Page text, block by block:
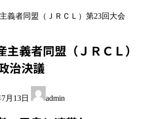
義者同盟（ＪＲＣＬ）第23回大会
主義者同盟（ＪＲＣＬ）
治決議
月13日 admin